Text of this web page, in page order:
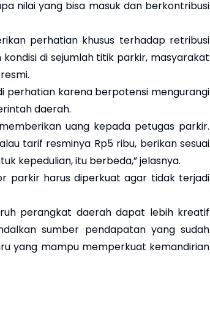
nilai yang bisa masuk dan berkontribusi
perhatian khusus terhadap retribusi
di sejumlah titik parkir, masyarakat
perhatian karena berpotensi mengurangi
daerah.
uang kepada petugas parkir.
tarif resminya Rp5 ribu, berikan sesuai
kepedulian, itu berbeda,” jelasnya.
parkir harus diperkuat agar tidak terjadi
perangkat daerah dapat lebih kreatif
sumber pendapatan yang sudah
yang mampu memperkuat kemandirian